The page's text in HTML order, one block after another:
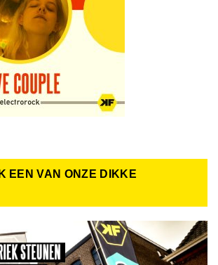
EEN VAN ONZE DIKKE